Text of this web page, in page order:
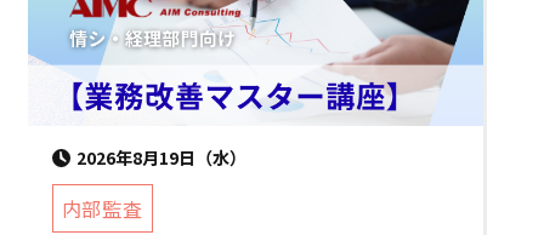
2026年8月19日（水）
内部監査